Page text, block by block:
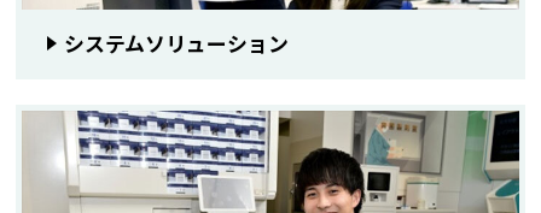
システムソリューション